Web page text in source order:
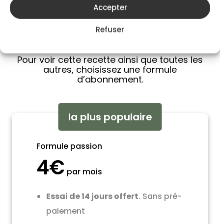
Accepter
Refuser
Pour voir cette recette ainsi que toutes les
autres, choisissez une formule
d’abonnement.
la plus populaire
Formule passion
4€ par mois
Essai de 14 jours offert. Sans pré-
paiement